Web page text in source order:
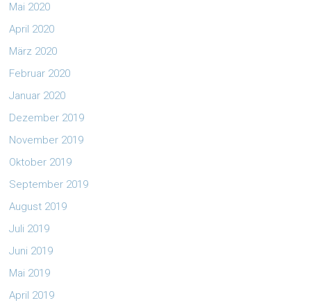
Mai 2020
April 2020
März 2020
Februar 2020
Januar 2020
Dezember 2019
November 2019
Oktober 2019
September 2019
August 2019
Juli 2019
Juni 2019
Mai 2019
April 2019